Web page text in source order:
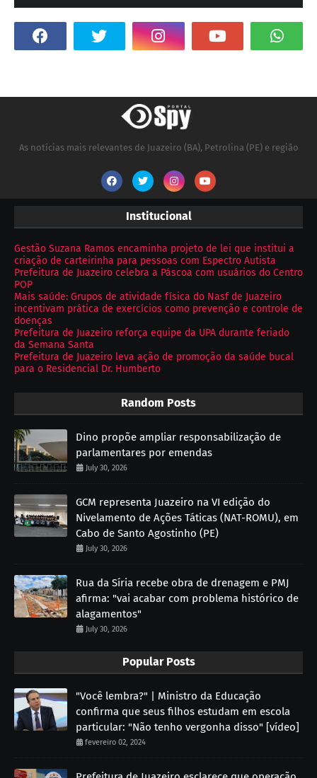
As notícias mais relevantes de Juazeiro (BA), Petrolina (PE) e região
Institucional
Gestão Suzana Ramos encaminha projeto de lei que institui a
criação de carteirinha para pessoas com Espectro Autista
Prefeitura de Juazeiro celebra a Páscoa com usuários do Centro
POP
Mais saúde: Grupos de atividade física do Nasf de Juazeiro
incentivam prática de exercícios como prevenção e controle de
doenças
Prefeitura de Juazeiro reforça equipe da UPA durante feriado
da Semana Santa
Prefeitura de Juazeiro leva ação de promoção da saúde bucal
para o Residencial Dr. Humberto
Random Posts
Dino propõe ampliar responsabilização de
parlamentares por emendas
July 30, 2026
GCM representa Juazeiro na VI edição do
Nivelamento de Ações Táticas (NAT-ROMU), em
Cabo de Santo Agostinho (PE)
July 30, 2026
Rua da Síria recebe obra de drenagem e PMJ
afirma: "vai acabar com problema histórico de
alagamentos"
July 30, 2026
Popular Posts
"Você lembra?" | Ministro da Educação
confirma que seus filhos estudam em escola
particular: "Não tenho vergonha disso" [vídeo]
fevereiro 02, 2024